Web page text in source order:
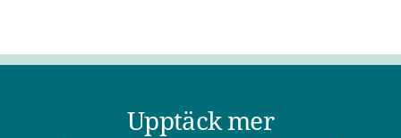
Upptäck mer